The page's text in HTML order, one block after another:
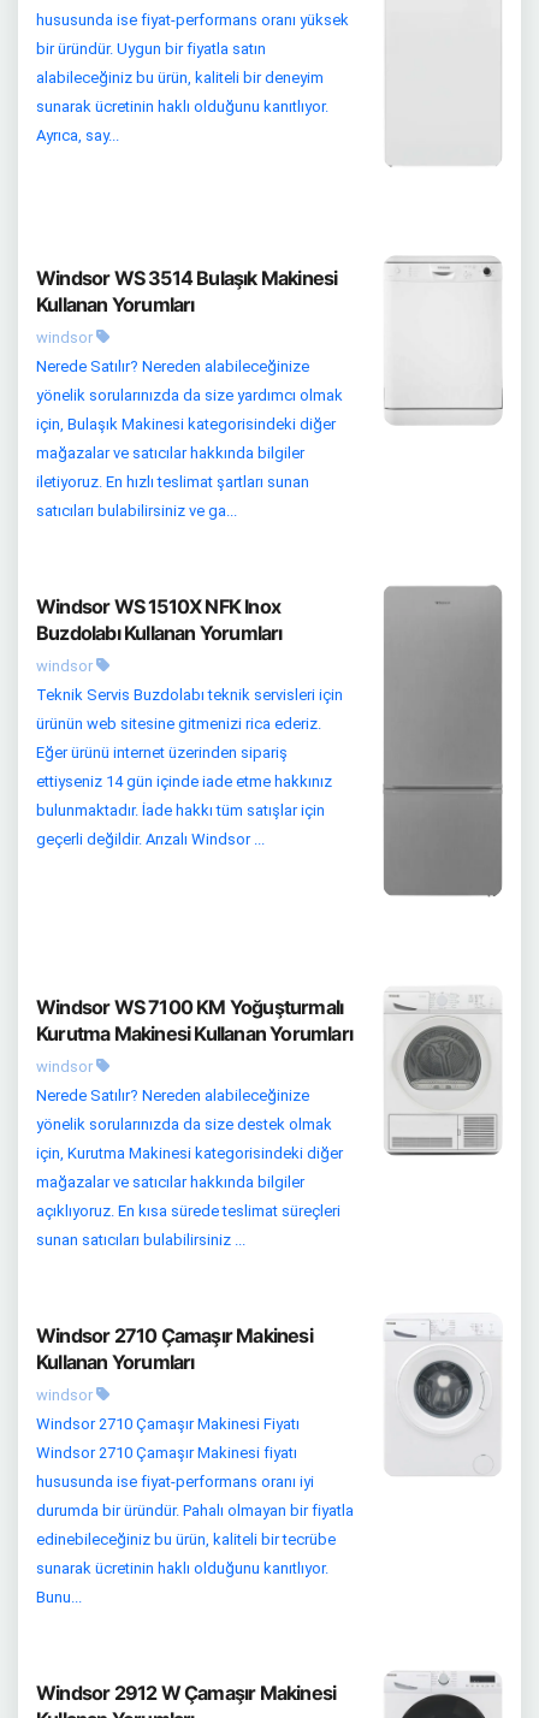
hususunda ise fiyat-performans oranı yüksek
bir üründür. Uygun bir fiyatla satın
alabileceğiniz bu ürün, kaliteli bir deneyim
sunarak ücretinin haklı olduğunu kanıtlıyor.
Ayrıca, say...
Windsor WS 3514 Bulaşık Makinesi
Kullanan Yorumları
windsor
Nerede Satılır? Nereden alabileceğinize
yönelik sorularınızda da size yardımcı olmak
için, Bulaşık Makinesi kategorisindeki diğer
mağazalar ve satıcılar hakkında bilgiler
iletiyoruz. En hızlı teslimat şartları sunan
satıcıları bulabilirsiniz ve ga...
Windsor WS 1510X NFK Inox
Buzdolabı Kullanan Yorumları
windsor
Teknik Servis Buzdolabı teknik servisleri için
ürünün web sitesine gitmenizi rica ederiz.
Eğer ürünü internet üzerinden sipariş
ettiyseniz 14 gün içinde iade etme hakkınız
bulunmaktadır. İade hakkı tüm satışlar için
geçerli değildir. Arızalı Windsor ...
Windsor WS 7100 KM Yoğuşturmalı
Kurutma Makinesi Kullanan Yorumları
windsor
Nerede Satılır? Nereden alabileceğinize
yönelik sorularınızda da size destek olmak
için, Kurutma Makinesi kategorisindeki diğer
mağazalar ve satıcılar hakkında bilgiler
açıklıyoruz. En kısa sürede teslimat süreçleri
sunan satıcıları bulabilirsiniz ...
Windsor 2710 Çamaşır Makinesi
Kullanan Yorumları
windsor
Windsor 2710 Çamaşır Makinesi Fiyatı
Windsor 2710 Çamaşır Makinesi fiyatı
hususunda ise fiyat-performans oranı iyi
durumda bir üründür. Pahalı olmayan bir fiyatla
edinebileceğiniz bu ürün, kaliteli bir tecrübe
sunarak ücretinin haklı olduğunu kanıtlıyor.
Bunu...
Windsor 2912 W Çamaşır Makinesi